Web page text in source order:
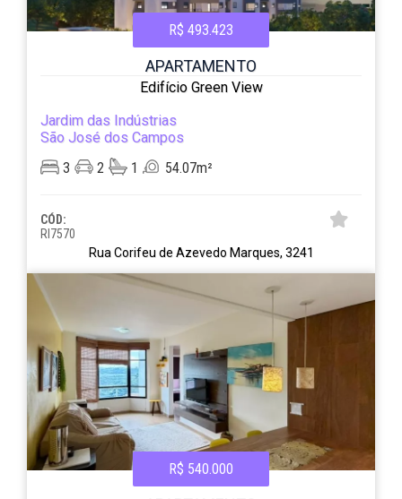
R$ 493.423
APARTAMENTO
Edifício Green View
Jardim das Indústrias
São José dos Campos
3
2 1 54.07m²
CÓD:
RI7570
Rua Corifeu de Azevedo Marques, 3241
R$ 540.000